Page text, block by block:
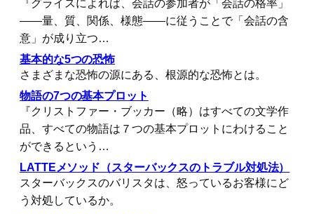
『グライスによれば、会話の参加者が「会話の格率」
――量、質、関係、様態――に従うことで「会話の含
意」が成り立つ…
基本的な5つの恐怖
さまざまな恐怖の源にある、根源的な恐怖とは。
物語の7つの基本プロット
『クリストファー・ブッカー（略）はすべての文学作
品、すべての物語は７つの基本プロットにわけること
ができるという…
LATTEメソッド（スターバックスのトラブル対処法）
スターバックスのバリスタは、怒っているお客様にど
う対処しているか。